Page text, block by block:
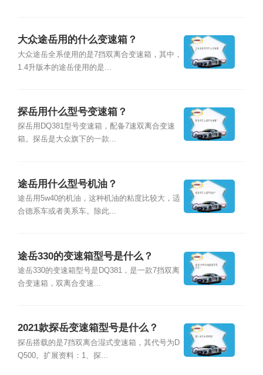
大众途岳用的什么变速箱？
大众途岳全系使用的是7挡双离合变速箱，其中，
1.4升版本的途岳使用的是...
探岳用什么型号变速箱？
探岳用DQ381型号变速箱，配备7速双离合变速
箱。探岳是大众旗下的一款...
途岳用什么型号机油？
途岳用5w40的机油，这种机油的粘度比较大，适
合德系车或者美系车。除此...
途岳330的变速箱型号是什么？
途岳330的变速箱型号是DQ381，是一款7挡双离
合变速箱，双离合变速...
2021款探岳变速箱型号是什么？
探岳搭载的是7挡双离合湿式变速箱，其代号为D
Q500。扩展资料：1、探...